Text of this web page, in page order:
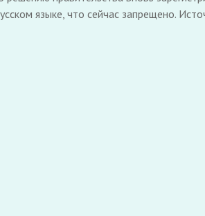
языке, что сейчас запрещено.